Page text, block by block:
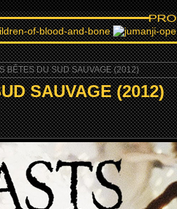
BÊTES DU SUD SAUVAGE (2012)
SAUVAGE (2012)